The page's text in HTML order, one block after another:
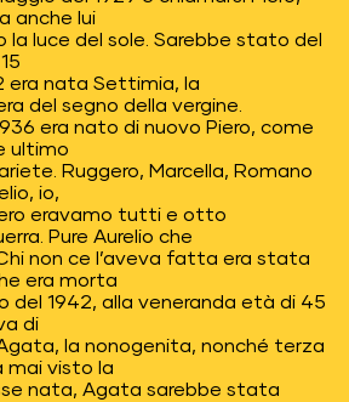
anche lui
la luce del sole. Sarebbe stato del
era nata Settimia, la
del segno della vergine.
era nato di nuovo Piero, come
ultimo
Ruggero, Marcella, Romano
io,
eravamo tutti e otto
Pure Aurelio che
non ce l’aveva fatta era stata
era morta
del 1942, alla veneranda età di 45
di
la nonogenita, nonché terza
mai visto la
nata, Agata sarebbe stata